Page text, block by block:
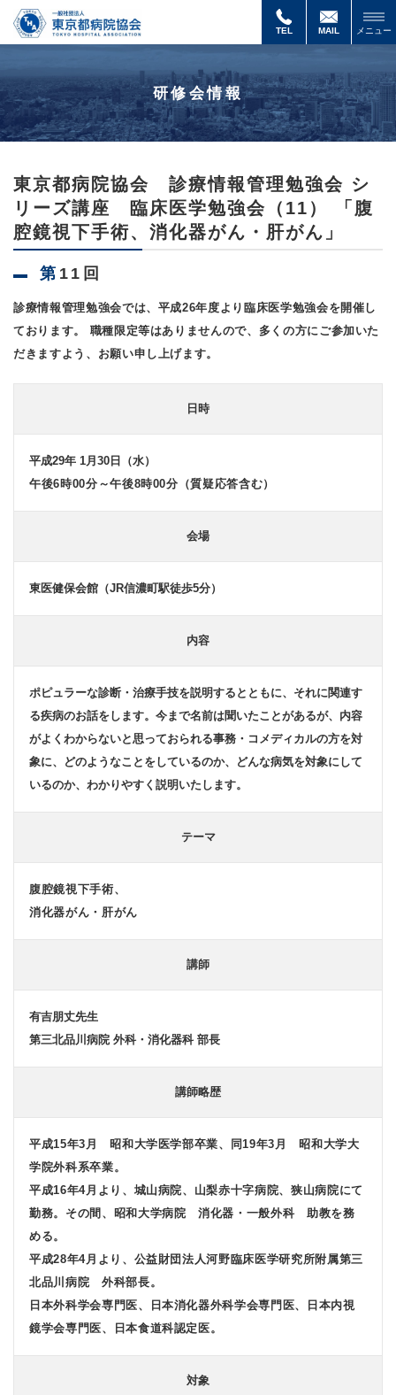
東
京
都
院
協
会
診
療
報
管
理
勉
強
シ
ー
講
座
床
（11）
腔
術、
ん・
ん」
TEL MAIL メニュー
研修会情報
東京都病院協会 診療情報管理勉強会 シ
リーズ講座 臨床医学勉強会（11） 「腹
腔鏡視下手術、消化器がん・肝がん」
第11回
診療情報管理勉強会では、平成26年度より臨床医学勉強会を開催し
ております。 職種限定等はありませんので、多くの方にご参加いた
だきますよう、お願い申し上げます。
日時
平成29年 1月30日（水）
午後6時00分～午後8時00分（質疑応答含む）
会場
東医健保会館（JR信濃町駅徒歩5分）
内容
ポピュラーな診断・治療手技を説明するとともに、それに関連す
る疾病のお話をします。今まで名前は聞いたことがあるが、内容
がよくわからないと思っておられる事務・コメディカルの方を対
象に、どのようなことをしているのか、どんな病気を対象にして
いるのか、わかりやすく説明いたします。
テーマ
腹腔鏡視下手術、
消化器がん・肝がん
講師
有吉朋丈先生
第三北品川病院 外科・消化器科 部長
講師略歴
平成15年3月 昭和大学医学部卒業、同19年3月 昭和大学大
学院外科系卒業。
平成16年4月より、城山病院、山梨赤十字病院、狭山病院にて
勤務。その間、昭和大学病院 消化器・一般外科 助教を務
める。
平成28年4月より、公益財団法人河野臨床医学研究所附属第三
北品川病院 外科部長。
日本外科学会専門医、日本消化器外科学会専門医、日本内視
鏡学会専門医、日本食道科認定医。
対象